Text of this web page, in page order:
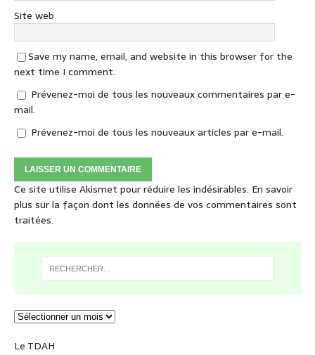
Site web
Save my name, email, and website in this browser for the
next time I comment.
Prévenez-moi de tous les nouveaux commentaires par e-
mail.
Prévenez-moi de tous les nouveaux articles par e-mail.
Ce site utilise Akismet pour réduire les indésirables. En savoir
plus sur la façon dont les données de vos commentaires sont
traitées.
Le TDAH